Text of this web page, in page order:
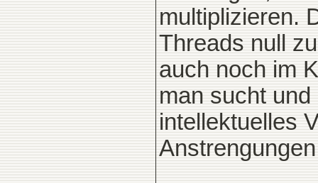
multiplizieren.
Threads null
auch noch im
man sucht
intellektuelles